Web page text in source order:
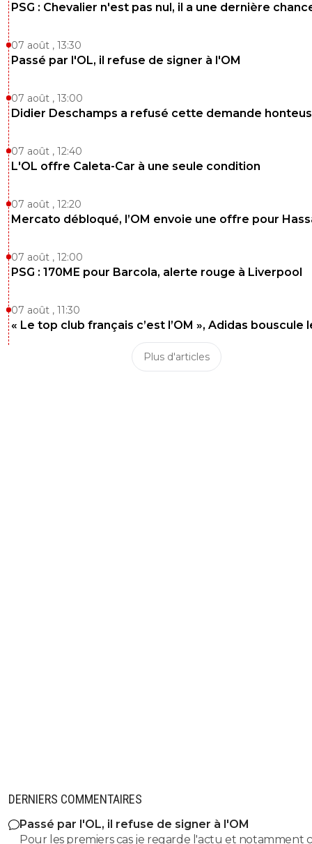
PSG : Chevalier n'est pas nul, il a une dernière
07 août , 13:30
Passé par l'OL, il refuse de signer à l'OM
07 août , 13:00
Didier Deschamps a refusé cette demande
07 août , 12:40
L'OL offre Caleta-Car à une seule condition
07 août , 12:20
Mercato débloqué, l’OM envoie une offre pour
07 août , 12:00
PSG : 170ME pour Barcola, alerte rouge à Liverpool
07 août , 11:30
« Le top club français c’est l’OM », Adidas bouscule
Plus d'articles
DERNIERS COMMENTAIRES
Passé par l'OL, il refuse de signer à l'OM
Pour les premiers cas je regarde l'actu et notamment